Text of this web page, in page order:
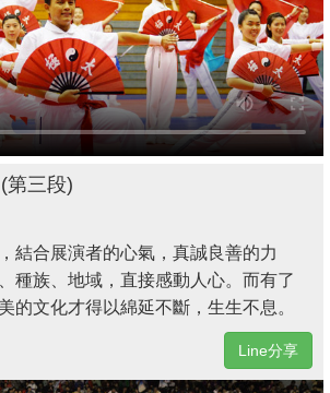
第三段)
結合展演者的心氣，真誠良善的力
種族、地域，直接感動人心。而有了
的文化才得以綿延不斷，生生不息。
Line分享